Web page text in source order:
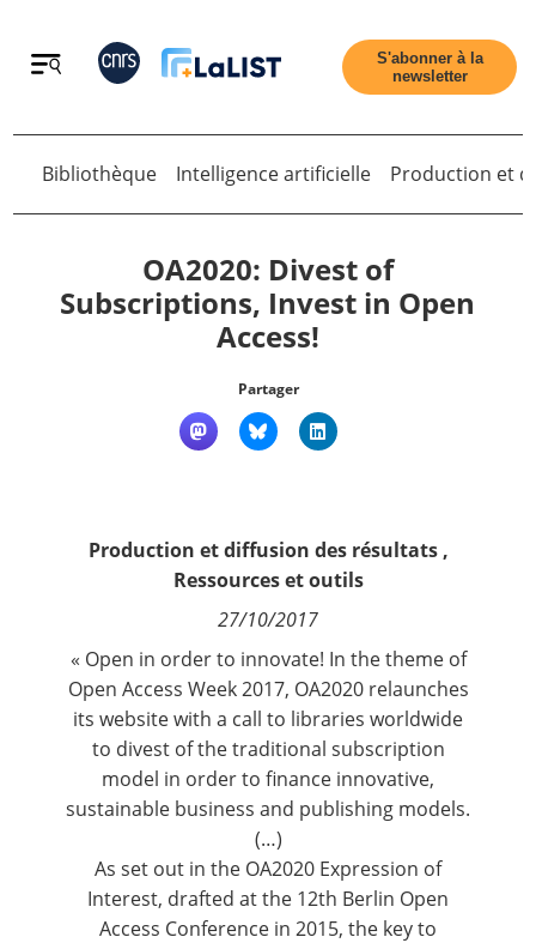
Retour
Contact
S'abonner à la
newsletter
Retour
Bibliothèque Intelligence artificielle Production et
OA2020: Divest of
Subscriptions, Invest in Open
Access!
Partager
Production et diffusion des résultats,
Ressources et outils
27/10/2017
« Open in order to innovate! In the theme of
Open Access Week 2017, OA2020 relaunches
its website with a call to libraries worldwide
to divest of the traditional subscription
model in order to finance innovative,
sustainable business and publishing models.
(…)
As set out in the OA2020 Expression of
Interest, drafted at the 12th Berlin Open
Access Conference in 2015, the key to